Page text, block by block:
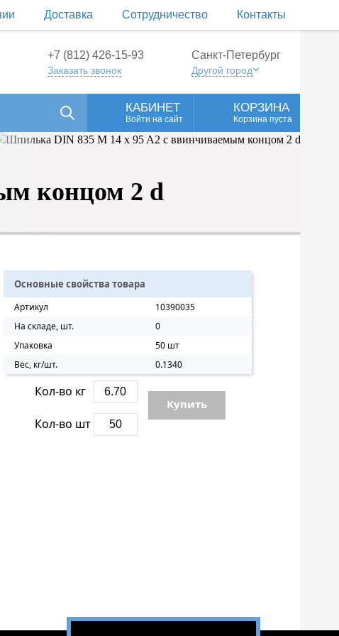
Доставка Сотрудничество Контакты
+7 (812) 426-15-93
Заказать звонок
Санкт-Петербург
Другой город
КАБИНЕТ
Войти на сайт
КОРЗИНА
Корзина пуста
концом 2 d
Основные свойства товара
Артикул
10390035
На складе, шт.
0
Упаковка
50 шт
Вес, кг/шт.
0.1340
Кол-во кг
Кол-во шт
Купить